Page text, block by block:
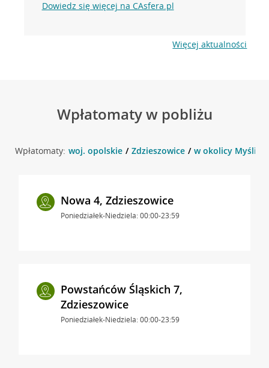
Dowiedz się więcej na CAsfera.pl
Więcej aktualności
Wpłatomaty w pobliżu
Wpłatomaty: woj. opolskie Zdzieszowice w okolicy
Nowa 4, Zdzieszowice
Poniedziałek-Niedziela: 00:00-23:59
Powstańców Śląskich 7,
Zdzieszowice
Poniedziałek-Niedziela: 00:00-23:59